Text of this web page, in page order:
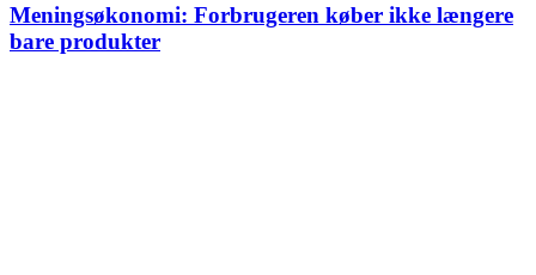
Meningsøkonomi: Forbrugeren køber ikke længere
bare produkter